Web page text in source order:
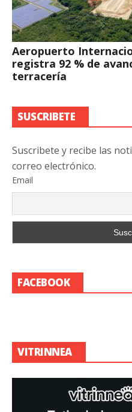
Aeropuerto
registra 92 % de
terracería
SUSCRIBETE
Suscribete y recibe las
correo electrónico.
Email
FACEBOOK
VITRINNEA